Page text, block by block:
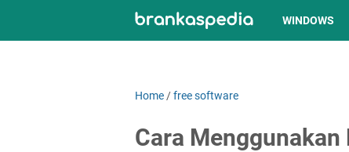
WINDOWS
Home /free software
Cara